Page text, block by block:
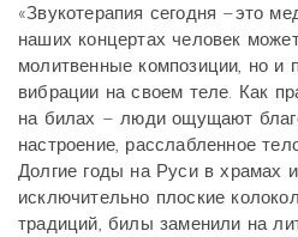
«Звукотерапия сегодня –это
наших концертах человек
молитвенные композиции, но и
вибрации на своем теле. Как
на билах – люди ощущают
настроение, расслабленное
Долгие годы на Руси в храмах
исключительно плоские
традиций, билы заменили на